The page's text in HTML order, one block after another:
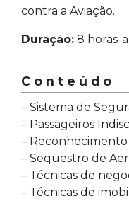
contra a Aviação.
Duração: 8 horas-
Conteúdo
– Sistema de
– Passageiros
–
– Seqüestro de
– Técnicas de
– Técnicas de